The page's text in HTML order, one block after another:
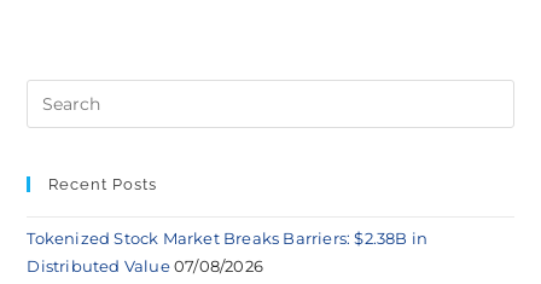
Recent Posts
Tokenized Stock Market Breaks Barriers: $2.38B in
Distributed Value 07/08/2026